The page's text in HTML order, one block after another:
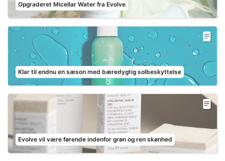
Opgraderet Micellar Water fra Evolve
Klar til endnu en sæson med bæredygtig solbeskyttelse
Evolve vil være førende indenfor grøn og ren skønhed